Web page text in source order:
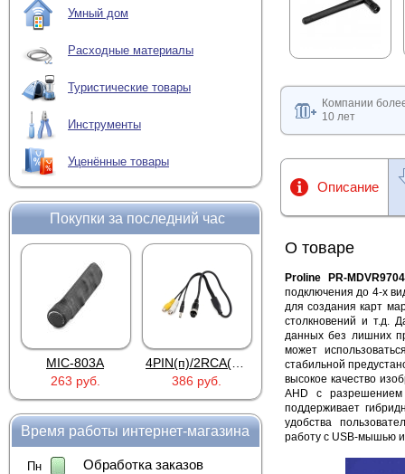
Умный дом
Расходные материалы
Туристические товары
Инструменты
Уценённые товары
Покупки за последний час
4PIN(п)/2RCA(м)+DJK-11(п)
386 руб.
386 руб.
DJK-11Y(1м-2п) U3-1L
97 руб.
Время работы интернет-магазина
Пн
Обработка заказов
Компании
10 лет
Описание
О товаре
Proline PR-
подключения до 4-х
для создания карт
столкновений и т.д.
данных без лишних
может
стабильной
высокое качество
AHD с
поддерживает
удобства
работу с USB-мышью и